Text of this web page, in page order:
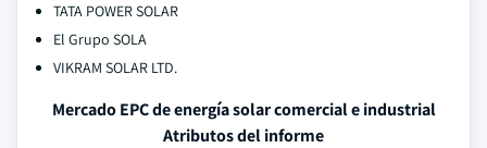
TATA POWER SOLAR
El Grupo SOLA
VIKRAM SOLAR LTD.
Mercado EPC de energía solar comercial e industrial
Atributos del informe